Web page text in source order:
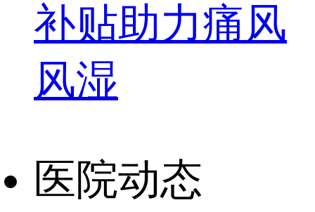
补贴助力痛风
风湿
医院动态